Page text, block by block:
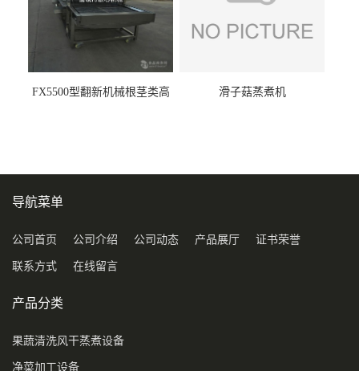
FX5500型翻新机械根茎类高
滑子菇蒸煮机
导航菜单
公司首页 公司介绍 公司动态 产品展厅 证书荣誉
联系方式 在线留言
产品分类
果蔬清洗风干蒸煮设备
净菜加工设备